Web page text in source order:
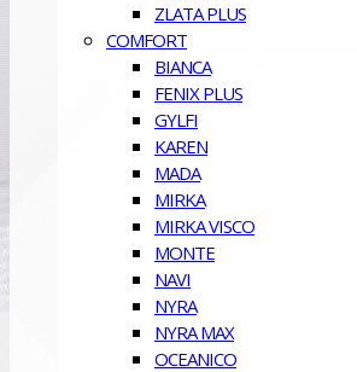
ZLATA PLUS
COMFORT
BIANCA
FENIX PLUS
GYLFI
KAREN
MADA
MIRKA
MIRKA VISCO
MONTE
NAVI
NYRA
NYRA MAX
OCEANICO